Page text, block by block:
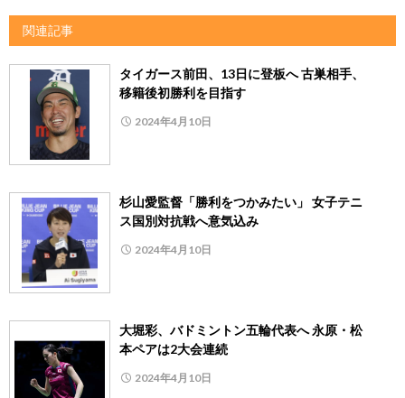
関連記事
タイガース前田、13日に登板へ 古巣相手、
移籍後初勝利を目指す
2024年4月10日
杉山愛監督「勝利をつかみたい」 女子テニ
ス国別対抗戦へ意気込み
2024年4月10日
大堀彩、バドミントン五輪代表へ 永原・松
本ペアは2大会連続
2024年4月10日